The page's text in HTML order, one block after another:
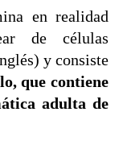
en realidad
de células
y consiste
que contiene
adulta de